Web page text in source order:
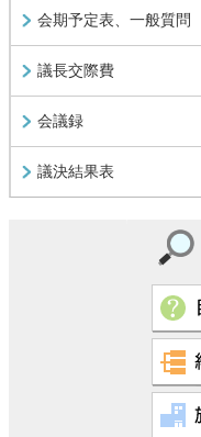
会期予定表、一般質問
議長交際費
会議録
議決結果表